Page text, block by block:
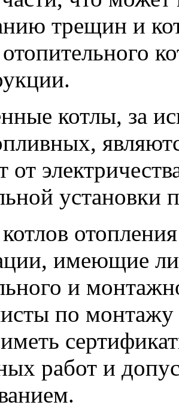
трещин и
котлы, за
от
установки
имеющие
и
по
работ и